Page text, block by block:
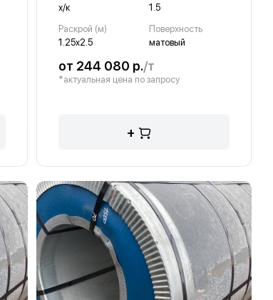
х/к
1.5
Раскрой (м)
1.25х2.5
Поверхность
матовый
от 244 080 р./т
*актуальная цена по запросу
+